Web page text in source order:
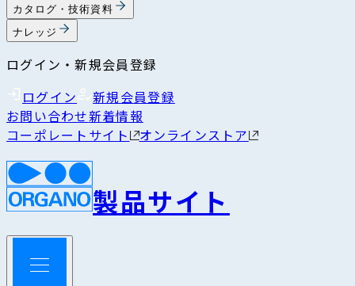
カタログ・技術資料
ナレッジ
ログイン・新規会員登録
ログイン
新規会員登録
お問い合わせ新着情報
コーポレートサイト
オンラインストア
製品サイト